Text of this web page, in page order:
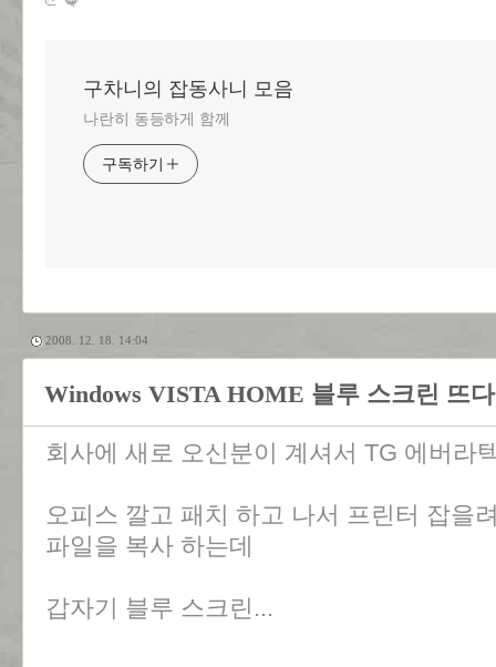
구차니의 잡동사니 모음
나란히 동등하게 함께
구독하기
2008. 12. 18. 14:04
Windows VISTA HOME 블루 스크린 뜨
회사에 새로 오신분이 계셔서 TG 에버라
오피스 깔고 패치 하고 나서 프린터 잡을
파일을 복사 하는데
갑자기 블루 스크린...